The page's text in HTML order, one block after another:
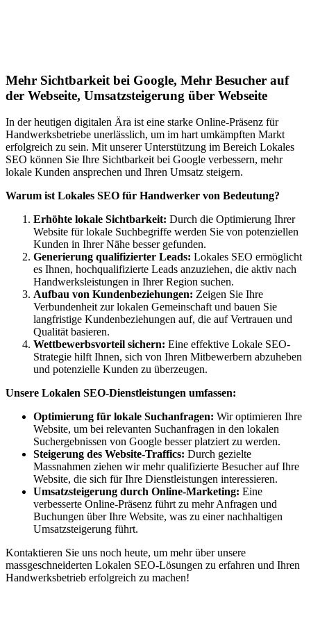
Mehr Sichtbarkeit bei Google, Mehr Besucher auf
der Webseite, Umsatzsteigerung über Webseite
In der heutigen digitalen Ära ist eine starke Online-Präsenz für
Handwerksbetriebe unerlässlich, um im hart umkämpften Markt
erfolgreich zu sein. Mit unserer Unterstützung im Bereich Lokales
SEO können Sie Ihre Sichtbarkeit bei Google verbessern, mehr
lokale Kunden ansprechen und Ihren Umsatz steigern.
Warum ist Lokales SEO für Handwerker von Bedeutung?
Erhöhte lokale Sichtbarkeit: Durch die Optimierung Ihrer
Website für lokale Suchbegriffe werden Sie von potenziellen
Kunden in Ihrer Nähe besser gefunden.
Generierung qualifizierter Leads: Lokales SEO ermöglicht
es Ihnen, hochqualifizierte Leads anzuziehen, die aktiv nach
Handwerksleistungen in Ihrer Region suchen.
Aufbau von Kundenbeziehungen: Zeigen Sie Ihre
Verbundenheit zur lokalen Gemeinschaft und bauen Sie
langfristige Kundenbeziehungen auf, die auf Vertrauen und
Qualität basieren.
Wettbewerbsvorteil sichern: Eine effektive Lokale SEO-
Strategie hilft Ihnen, sich von Ihren Mitbewerbern abzuheben
und potenzielle Kunden zu überzeugen.
Unsere Lokalen SEO-Dienstleistungen umfassen:
Optimierung für lokale Suchanfragen: Wir optimieren Ihre
Website, um bei relevanten Suchanfragen in den lokalen
Suchergebnissen von Google besser platziert zu werden.
Steigerung des Website-Traffics: Durch gezielte
Massnahmen ziehen wir mehr qualifizierte Besucher auf Ihre
Website, die sich für Ihre Dienstleistungen interessieren.
Umsatzsteigerung durch Online-Marketing: Eine
verbesserte Online-Präsenz führt zu mehr Anfragen und
Buchungen über Ihre Website, was zu einer nachhaltigen
Umsatzsteigerung führt.
Kontaktieren Sie uns noch heute, um mehr über unsere
massgeschneiderten Lokalen SEO-Lösungen zu erfahren und Ihren
Handwerksbetrieb erfolgreich zu machen!